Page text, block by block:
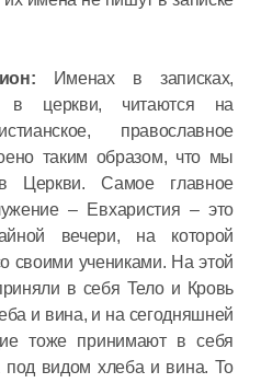
Именах в записках,
в церкви, читаются на
православное
таким образом, что мы
Церкви. Самое главное
– Евхаристия – это
вечери, на которой
своими учениками. На этой
в себя Тело и Кровь
и вина, и на сегодняшней
тоже принимают в себя
под видом хлеба и вина. То